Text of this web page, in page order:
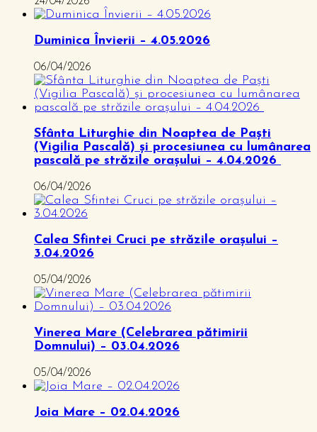
Duminica Învierii – 4.05.2026
06/04/2026
Sfânta Liturghie din Noaptea de Paști
(Vigilia Pascală) și procesiunea cu lumânarea
pascală pe străzile orașului – 4.04.2026
06/04/2026
Calea Sfintei Cruci pe străzile orașului –
3.04.2026
05/04/2026
Vinerea Mare (Celebrarea pătimirii
Domnului) – 03.04.2026
05/04/2026
Joia Mare – 02.04.2026